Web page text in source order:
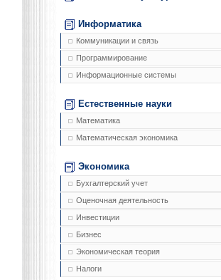
Информатика
Коммуникации и связь
Программирование
Информационные системы
Естественные науки
Математика
Математическая экономика
Экономика
Бухгалтерский учет
Оценочная деятельность
Инвестиции
Бизнес
Экономическая теория
Налоги